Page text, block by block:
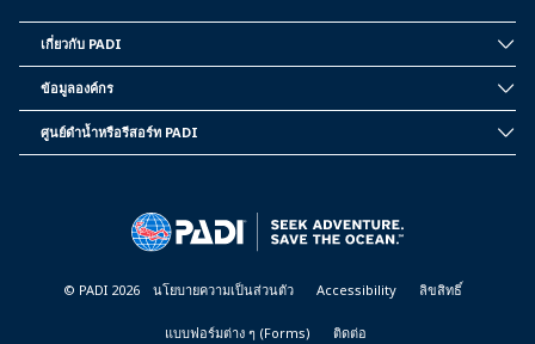
PADI
เกี่ยวกับ PADI
INFORMATION
ข้อมูลองค์กร
ศูนย์ดำน้ำหรือรีสอร์ท PADI
© PADI 2026 นโยบายความเป็นส่วนตัว Accessibility ลิขสิทธิ์
แบบฟอร์มต่าง ๆ (Forms) ติดต่อ